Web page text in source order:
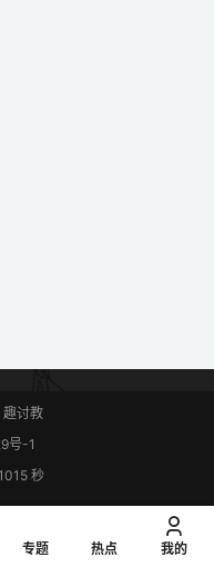
趣讨教
号-1
秒
专题 热点 我的